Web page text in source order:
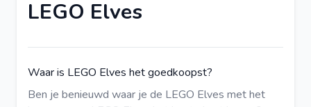
LEGO Elves
Waar is LEGO Elves het goedkoopst?
Ben je benieuwd waar je de LEGO Elves met het